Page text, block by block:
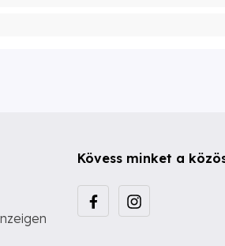
Kövess minket a